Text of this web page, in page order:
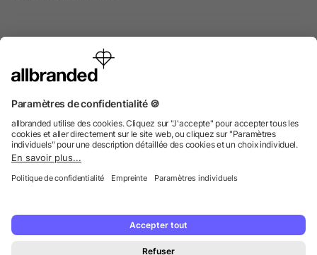
International
Nous commercialisons nos objets publicitaires et articles
non aux personnes privées.